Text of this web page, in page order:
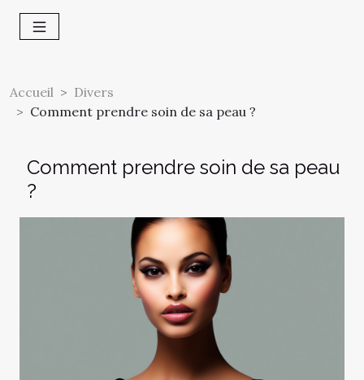
Accueil
Divers
Comment prendre soin de sa peau ?
Comment prendre soin de sa peau
?